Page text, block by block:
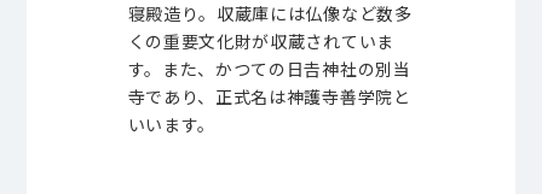
寝殿造り。収蔵庫には仏像など数多
くの重要文化財が収蔵されていま
す。また、かつての日𠮷神社の別当
寺であり、正式名は神護寺善学院と
いいます。